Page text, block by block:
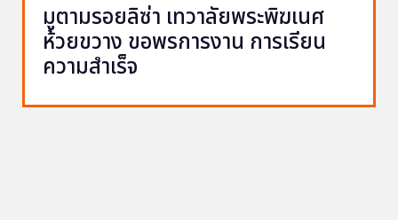
มูตามรอยลิซ่า เทวาลัยพระพิฆเนศ
ห้วยขวาง ขอพรการงาน การเรียน
ความสำเร็จ